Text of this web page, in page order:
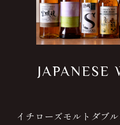
JAPANESE
イチローズモルトダブ